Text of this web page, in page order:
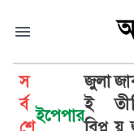
স
র্ব
ইপেপার
জুলা
ই
জা
তী